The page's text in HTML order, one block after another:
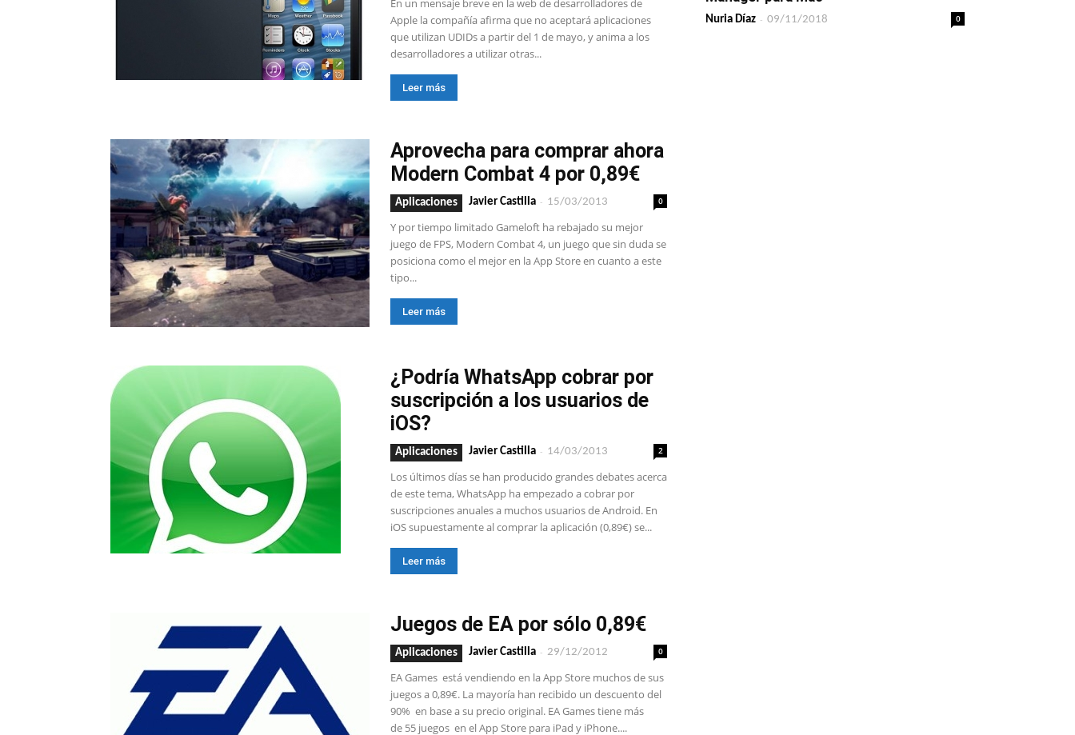
En un mensaje breve en la web de desarrolladores de
Apple la compañía afirma que no aceptará aplicaciones
que utilizan UDIDs a partir del 1 de mayo, y anima a los
desarrolladores a utilizar otras...
Leer más
Aprovecha para comprar ahora
Modern Combat 4 por 0,89€
Aplicaciones Javier Castilla - 15/03/2013 0
Y por tiempo limitado Gameloft ha rebajado su mejor
juego de FPS, Modern Combat 4, un juego que sin duda se
posiciona como el mejor en la App Store en cuanto a este
tipo...
Leer más
¿Podría WhatsApp cobrar por
suscripción a los usuarios de
iOS?
Aplicaciones Javier Castilla - 14/03/2013 2
Los últimos días se han producido grandes debates acerca
de este tema, WhatsApp ha empezado a cobrar por
suscripciones anuales a muchos usuarios de Android. En
iOS supuestamente al comprar la aplicación (0,89€) se...
Leer más
Juegos de EA por sólo 0,89€
Aplicaciones Javier Castilla - 29/12/2012 0
EA Games está vendiendo en la App Store muchos de sus
juegos a 0,89€. La mayoría han recibido un descuento del
90% en base a su precio original. EA Games tiene más
de 55 juegos en el App Store para iPad y iPhone....
Nuria Díaz - 09/11/2018 0